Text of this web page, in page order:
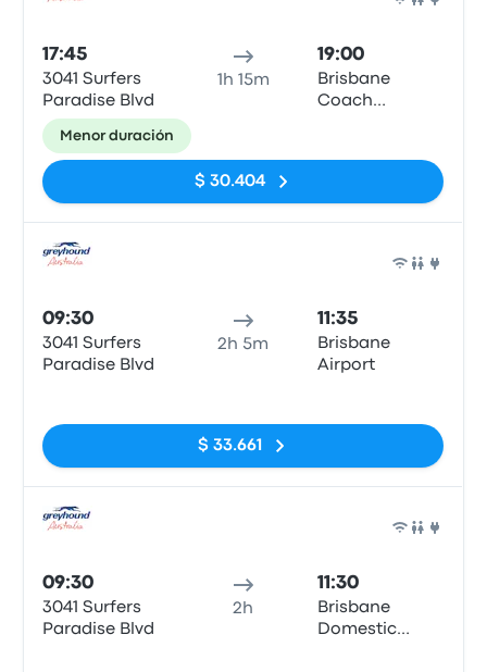
17:45
3041 Surfers
Paradise Blvd
1h 15m
19:00
Brisbane
Coach
Menor duración
$ 30.404
09:30
3041 Surfers
Paradise Blvd
2h 5m
11:35
Brisbane
Airport
$ 33.661
09:30
3041 Surfers
Paradise Blvd
2h
11:30
Brisbane
Domestic